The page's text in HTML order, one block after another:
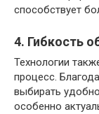
способствует
4. Гибкость
Технологии
процесс.
выбирать
особенно